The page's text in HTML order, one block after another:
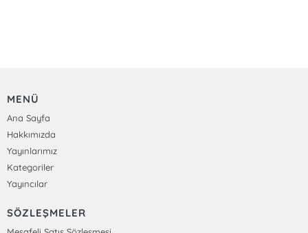
MENÜ
Ana Sayfa
Hakkımızda
Yayınlarımız
Kategoriler
Yayıncılar
SÖZLEŞMELER